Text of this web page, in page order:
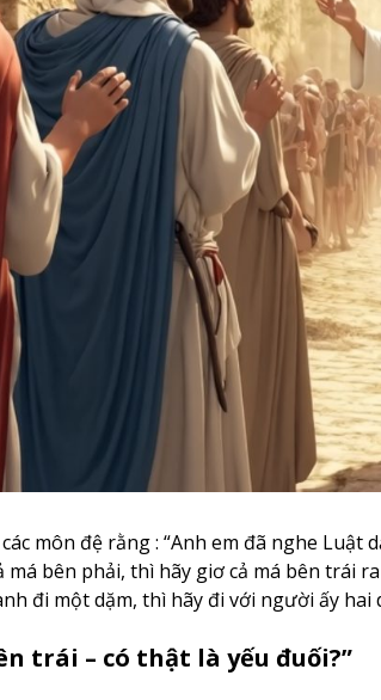
môn đệ rằng : “Anh em đã nghe Luật
bên phải, thì hãy giơ cả má bên trái
đi một dặm, thì hãy đi với người ấy hai
trái – có thật là yếu đuối?”